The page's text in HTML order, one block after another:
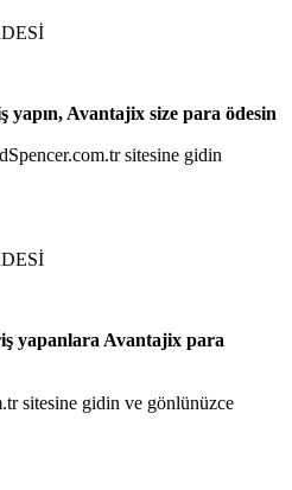
yapın, Avantajix size para ödesin
sitesine gidin
yapanlara Avantajix para
sitesine gidin ve gönlünüzce